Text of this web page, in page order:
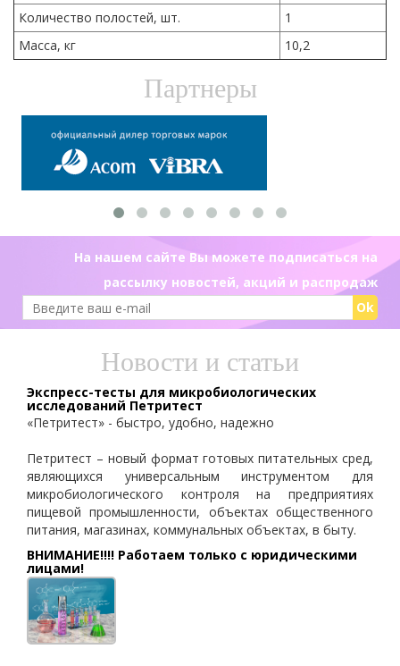
Количество полостей, шт.
1
Масса, кг
10,2
Партнеры
На нашем сайте Вы можете подписаться на
рассылку новостей, акций и распродаж
Ok
Новости и статьи
Экспресс-тесты для микробиологических
исследований Петритест
«Петритест» - быстро, удобно, надежно
Петритест – новый формат готовых питательных сред,
являющихся универсальным инструментом для
микробиологического контроля на предприятиях
пищевой промышленности, объектах общественного
питания, магазинах, коммунальных объектах, в быту.
ВНИМАНИЕ!!!! Работаем только с юридическими
лицами!